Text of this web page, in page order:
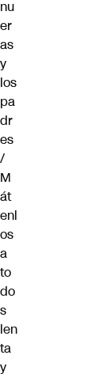
nu
er
as
y
los
pa
dr
es
/
M
át
enl
os
a
to
do
s
len
ta
y